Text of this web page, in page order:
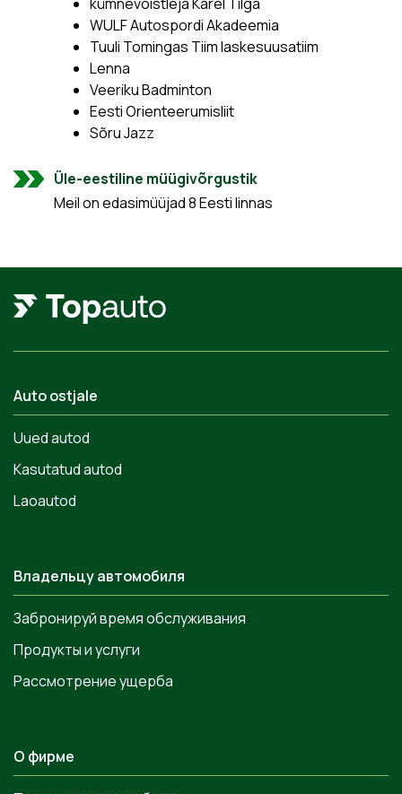
WULF Autospordi Akadeemia
Tuuli Tomingas Tiim laskesuusatiim
Lenna
Veeriku Badminton
Eesti Orienteerumisliit
Sõru Jazz
Üle-eestiline müügivõrgustik
Meil on edasimüüjad 8 Eesti linnas
Auto ostjale
Uued autod
Kasutatud autod
Laoautod
Владельцу автомобиля
Забронируй время обслуживания
Продукты и услуги
Рассмотрение ущерба
О фирме